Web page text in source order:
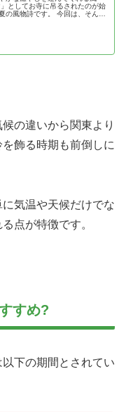
としてお寺に吊るされたのが始
の風物詩です。 今回は、そんな
の違いから関東より
飾る時期も前倒しに
気温や天候だけでな
点が特徴です。
すめ?
下の期間とされてい